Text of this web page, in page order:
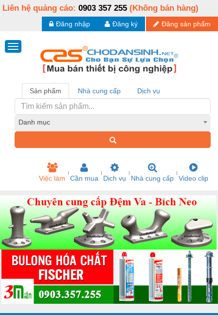
Liên hệ quảng cáo: 0903 357 255 (Không bán hàng)
Đăng sản phẩm
Đăng ký
Đăng nhập
Sản phẩm Nhà cung cấp Dịch vụ
Danh mục
Việc làm Cần mua Dịch vụ Nhà cung cấp Video clip